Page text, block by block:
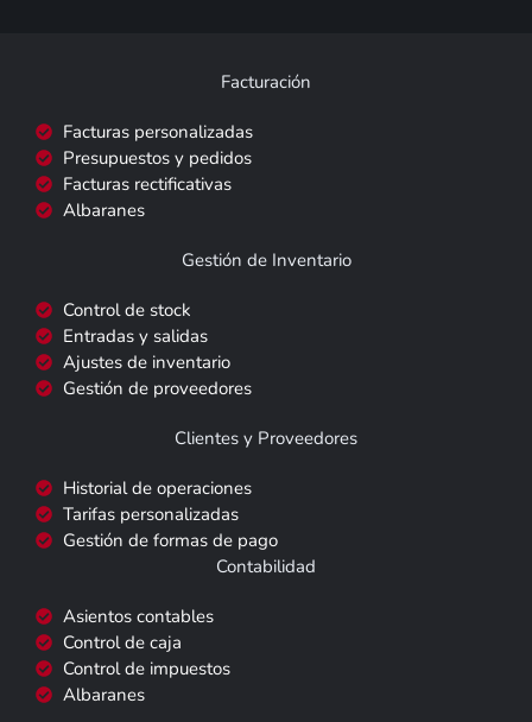
Facturación
Facturas personalizadas
Presupuestos y pedidos
Facturas rectificativas
Albaranes
Gestión de Inventario
Control de stock
Entradas y salidas
Ajustes de inventario
Gestión de proveedores
Clientes y Proveedores
Historial de operaciones
Tarifas personalizadas
Gestión de formas de pago
Contabilidad
Asientos contables
Control de caja
Control de impuestos
Albaranes